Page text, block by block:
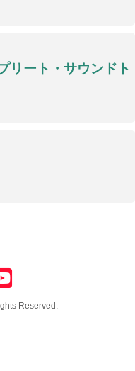
リート・サウンドト
Reserved.